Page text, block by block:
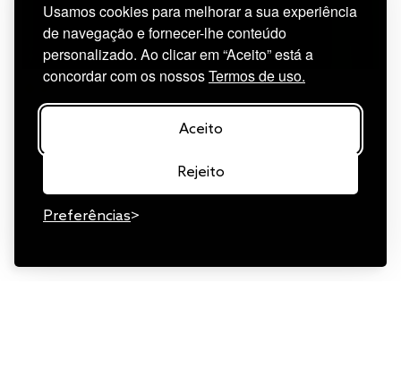
Usamos cookies para melhorar a sua experiência
de navegação e fornecer-lhe conteúdo
personalizado. Ao clicar em “Aceito” está a
concordar com os nossosTermos de uso.
Aceito
Rejeito
Preferências